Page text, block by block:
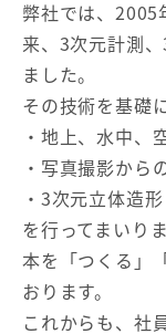
弊社では、2005
来、3次元計測
ました。
その技術を基礎
・地上、水中、
・写真撮影から
・3次元立体造形
を行ってまいり
本を「つくる」
おります。
これからも、社